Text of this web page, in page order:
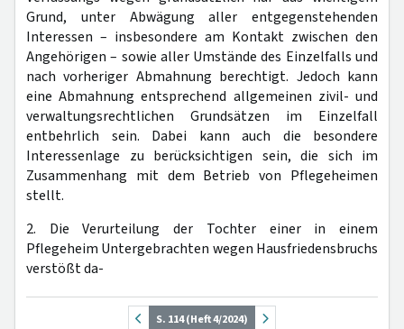
Grund, unter Abwägung aller entgegenstehenden
Interessen – insbesondere am Kontakt zwischen den
Angehörigen – sowie aller Umstände des Einzelfalls und
nach vorheriger Abmahnung berechtigt. Jedoch kann
eine Abmahnung entsprechend allgemeinen zivil- und
verwaltungsrechtlichen Grundsätzen im Einzelfall
entbehrlich sein. Dabei kann auch die besondere
Interessenlage zu berücksichtigen sein, die sich im
Zusammenhang mit dem Betrieb von Pflegeheimen
stellt.
2. Die Verurteilung der Tochter einer in einem
Pflegeheim Untergebrachten wegen Hausfriedensbruchs
verstößt da-
S. 114 (Heft 4/2024)